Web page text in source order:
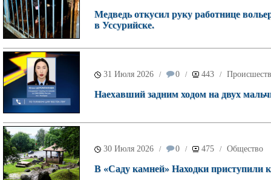
Медведь откусил руку работнице
в Уссурийске.
31 Июля 2026 / 0 / 443 /
Наехавший задним ходом на двух
30 Июля 2026 / 0 / 475 / Общество
В «Саду камней» Находки приступили к